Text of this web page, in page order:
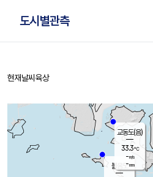
도시별관측
홈
현재날씨 육상
볼음도
교동도(음)
33.3℃
-m/s
-mm